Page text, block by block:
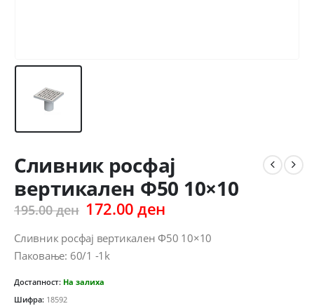
Сливник росфај
вертикален Ф50 10×10
195.00ден Original
was:
195.00 ден.
172.00денCurrent
is:
Сливник росфај вертикален Ф50 10×10
Паковање: 60/1 -1k
Достапност: На залиха
Шифра: 18592